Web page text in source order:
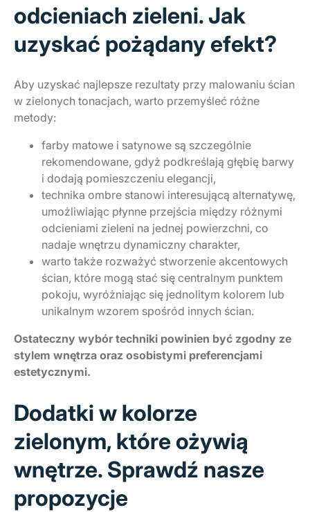
odcieniach zieleni. Jak
uzyskać pożądany efekt?
Aby uzyskać najlepsze rezultaty przy malowaniu ścian
w zielonych tonacjach, warto przemyśleć różne
metody:
farby matowe i satynowe są szczególnie
rekomendowane, gdyż podkreślają głębię barwy
i dodają pomieszczeniu elegancji,
technika ombre stanowi interesującą alternatywę,
umożliwiając płynne przejścia między różnymi
odcieniami zieleni na jednej powierzchni, co
nadaje wnętrzu dynamiczny charakter,
warto także rozważyć stworzenie akcentowych
ścian, które mogą stać się centralnym punktem
pokoju, wyróżniając się jednolitym kolorem lub
unikalnym wzorem spośród innych ścian.
Ostateczny wybór techniki powinien być zgodny ze
stylem wnętrza oraz osobistymi preferencjami
estetycznymi.
Dodatki w kolorze
zielonym, które ożywią
wnętrze. Sprawdź nasze
propozycje